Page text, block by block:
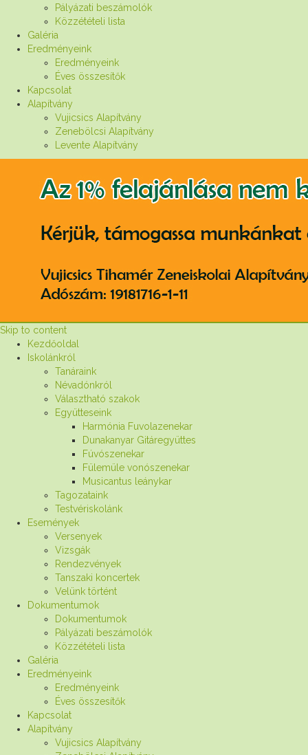
Pályázati beszámolók
Közzétételi lista
Galéria
Eredményeink
Eredményeink
Éves összesítők
Kapcsolat
Alapítvány
Vujicsics Alapítvány
Zenebölcsi Alapítvány
Levente Alapítvány
Skip to content
Kezdőoldal
Iskolánkról
Tanáraink
Névadónkról
Választható szakok
Együtteseink
Harmónia Fuvolazenekar
Dunakanyar Gitáregyüttes
Fúvószenekar
Fülemüle vonószenekar
Musicantus leánykar
Tagozataink
Testvériskolánk
Események
Versenyek
Vizsgák
Rendezvények
Tanszaki koncertek
Velünk történt
Dokumentumok
Dokumentumok
Pályázati beszámolók
Közzétételi lista
Galéria
Eredményeink
Eredményeink
Éves összesítők
Kapcsolat
Alapítvány
Vujicsics Alapítvány